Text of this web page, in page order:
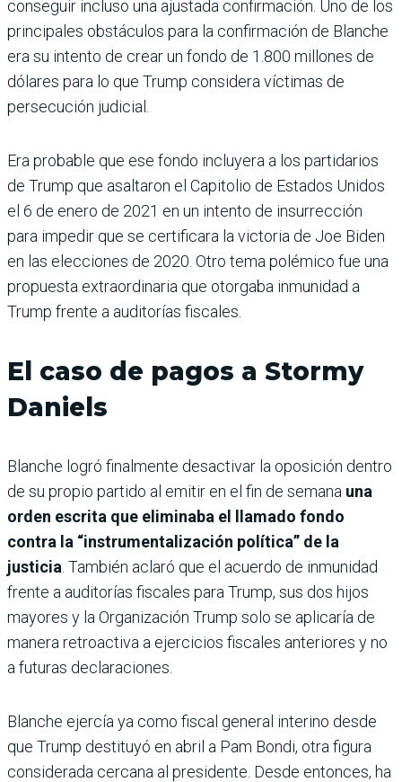
conseguir incluso una ajustada confirmación. Uno de los
principales obstáculos para la confirmación de Blanche
era su intento de crear un fondo de 1.800 millones de
dólares para lo que Trump considera víctimas de
persecución judicial.
Era probable que ese fondo incluyera a los partidarios
de Trump que asaltaron el Capitolio de Estados Unidos
el 6 de enero de 2021 en un intento de insurrección
para impedir que se certificara la victoria de Joe Biden
en las elecciones de 2020. Otro tema polémico fue una
propuesta extraordinaria que otorgaba inmunidad a
Trump frente a auditorías fiscales.
El caso de pagos a Stormy
Daniels
Blanche logró finalmente desactivar la oposición dentro
de su propio partido al emitir en el fin de semana una
orden escrita que eliminaba el llamado fondo
contra la “instrumentalización política” de la
justicia . También aclaró que el acuerdo de inmunidad
frente a auditorías fiscales para Trump, sus dos hijos
mayores y la Organización Trump solo se aplicaría de
manera retroactiva a ejercicios fiscales anteriores y no
a futuras declaraciones.
Blanche ejercía ya como fiscal general interino desde
que Trump destituyó en abril a Pam Bondi, otra figura
considerada cercana al presidente. Desde entonces, ha